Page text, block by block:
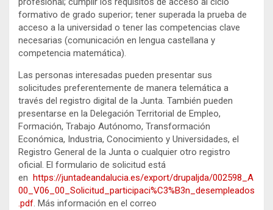
formativo de grado superior; tener superada la prueba de
acceso a la universidad o tener las competencias clave
necesarias (comunicación en lengua castellana y
competencia matemática).
Las personas interesadas pueden presentar sus
solicitudes preferentemente de manera telemática a
través del registro digital de la Junta. También pueden
presentarse en la Delegación Territorial de Empleo,
Formación, Trabajo Autónomo, Transformación
Económica, Industria, Conocimiento y Universidades, el
Registro General de la Junta o cualquier otro registro
oficial. El formulario de solicitud está
en
https://juntadeandalucia.es/export/drupaljda/002598_A
00_V06_00_Solicitud_participaci%C3%B3n_desempleados
.pdf. Más información en el correo